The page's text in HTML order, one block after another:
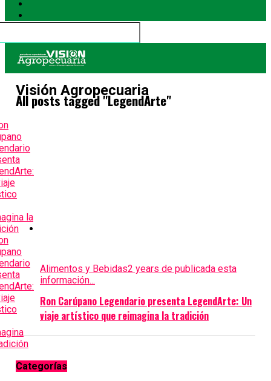
Visión Agropecuaria
All posts tagged "LegendArte"
Alimentos y Bebidas2 years de publicada esta
información...
Ron Carúpano Legendario presenta LegendArte: Un
viaje artístico que reimagina la tradición
Categorías